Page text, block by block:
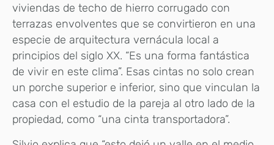
viviendas de techo de hierro corrugado con
terrazas envolventes que se convirtieron en una
especie de arquitectura vernácula local a
principios del siglo XX. “Es una forma fantástica
de vivir en este clima”. Esas cintas no solo crean
un porche superior e inferior, sino que vinculan la
casa con el estudio de la pareja al otro lado de la
propiedad, como “una cinta transportadora”.